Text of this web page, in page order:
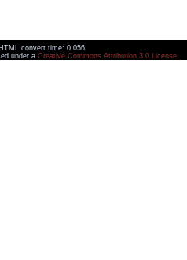
convert time: 0.056
under a Creative Commons Attribution 3.0 License